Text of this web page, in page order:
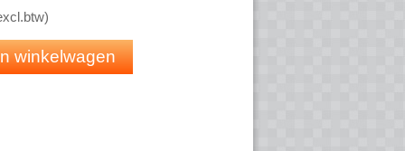
platforms
)
winkelwagen